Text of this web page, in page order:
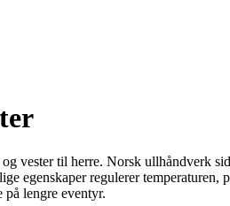
vester til herre. Norsk ullhåndverk
egenskaper regulerer
på lengre eventyr.